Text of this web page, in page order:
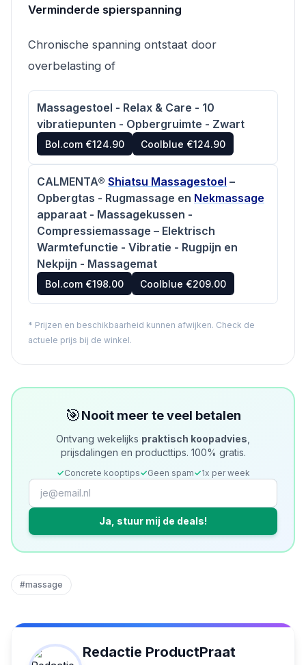
Verminderde spierspanning
Chronische spanning ontstaat door
overbelasting of
Massagestoel - Relax & Care - 10
vibratiepunten - Opbergruimte - Zwart
Bol.com €124.90 Coolblue €124.90
CALMENTA® Shiatsu Massagestoel –
Opbergtas - Rugmassage en Nekmassage
apparaat - Massagekussen -
Compressiemassage – Elektrisch
Warmtefunctie - Vibratie - Rugpijn en
Nekpijn - Massagemat
Bol.com €198.00 Coolblue €209.00
* Prijzen en beschikbaarheid kunnen afwijken. Check de
actuele prijs bij de winkel.
🎯Nooit meer te veel betalen
Ontvang wekelijks praktisch koopadvies
prijsdalingen en producttips. 100% gratis.
✓Concrete kooptips✓Geen spam✓1x per week
Ja, stuur mij de deals!
#massage
Redactie ProductPraat